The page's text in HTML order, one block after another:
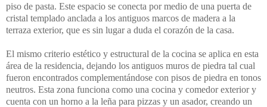
piso de pasta. Este espacio se conecta por medio de una puerta de
cristal templado anclada a los antiguos marcos de madera a la
terraza exterior, que es sin lugar a duda el corazón de la casa.
El mismo criterio estético y estructural de la cocina se aplica en esta
área de la residencia, dejando los antiguos muros de piedra tal cual
fueron encontrados complementándose con pisos de piedra en tonos
neutros. Esta zona funciona como una cocina y comedor exterior y
cuenta con un horno a la leña para pizzas y un asador, creando un